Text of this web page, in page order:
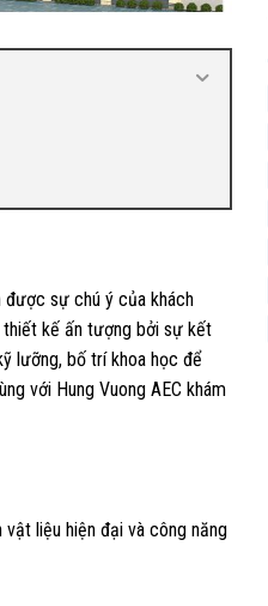
được sự chú ý của khách
thiết kế ấn tượng bởi sự kết
lưỡng, bố trí khoa học để
với Hung Vuong AEC khám
liệu hiện đại và công năng